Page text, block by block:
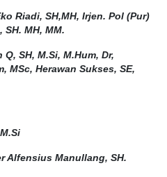
Riadi, SH,MH, Irjen. Pol (Pur)
SH. MH, MM.
Q, SH, M.Si, M.Hum, Dr,
MSc, Herawan Sukses, SE,
Alfensius Manullang, SH.